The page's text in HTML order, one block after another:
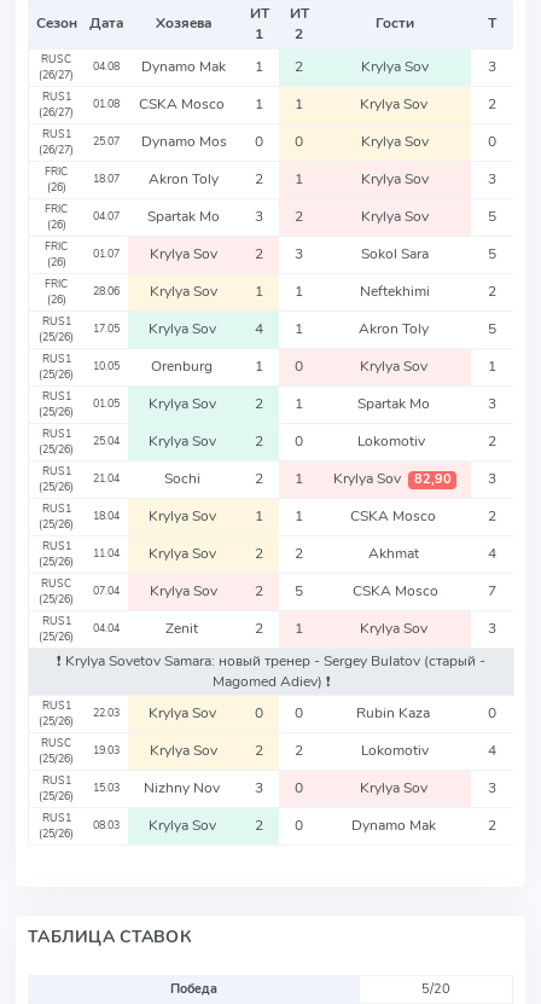
Сезон Дата Хозяева
ИТ
1
ИТ
2
Гости Т
RUSC
(26/27)
04.08 Dynamo Mak 1 2 Krylya Sov 3
RUS1
(26/27)
01.08 CSKA Mosco 1 1 Krylya Sov 2
RUS1
(26/27)
25.07 Dynamo Mos 0 0 Krylya Sov 0
FRIC
(26)
18.07 Akron Toly 2 1 Krylya Sov 3
FRIC
(26)
04.07 Spartak Mo 3 2 Krylya Sov 5
FRIC
(26)
01.07 Krylya Sov 2 3 Sokol Sara 5
FRIC
(26)
28.06 Krylya Sov 1 1 Neftekhimi 2
RUS1
(25/26)
17.05 Krylya Sov 4 1 Akron Toly 5
RUS1
(25/26)
10.05 Orenburg 1 0 Krylya Sov 1
RUS1
(25/26)
01.05 Krylya Sov 2 1 Spartak Mo 3
RUS1
(25/26)
25.04 Krylya Sov 2 0 Lokomotiv 2
RUS1
(25/26)
21.04 Sochi 2 1 Krylya Sov 82,90 3
RUS1
(25/26)
18.04 Krylya Sov 1 1 CSKA Mosco 2
RUS1
(25/26)
11.04 Krylya Sov 2 2 Akhmat 4
RUSC
(25/26)
07.04 Krylya Sov 2 5 CSKA Mosco 7
RUS1
(25/26)
04.04 Zenit 2 1 Krylya Sov
3
❗️ Krylya Sovetov Samara: новый тренер - Sergey Bulatov (старый -
Magomed Adiev) ❗️
RUS1
(25/26)
22.03 Krylya Sov 0 0 Rubin Kaza 0
RUSC
(25/26)
19.03 Krylya Sov 2 2 Lokomotiv 4
RUS1
(25/26)
15.03 Nizhny Nov 3 0 Krylya Sov 3
RUS1
(25/26)
08.03 Krylya Sov 2 0 Dynamo Mak 2
ТАБЛИЦА СТАВОК
Победа
5/20